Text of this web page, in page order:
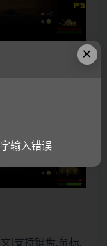
|支持键盘.鼠标.
×
输入错误